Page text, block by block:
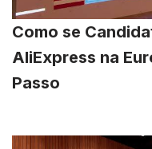
Como se
AliExpress na
Passo